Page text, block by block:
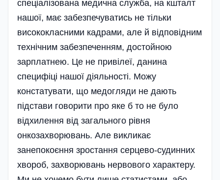
спеціалізована медична служба, на кшталт
нашої, має забезпечуватись не тільки
висококласними кадрами, але й відповідним
технічним забезпеченням, достойною
зарплатнею. Це не привілеї, данина
специфіці нашої діяльності. Можу
констатувати, що медогляди не дають
підстави говорити про яке б то не було
відхилення від загального рівня
онкозахворювань. Але викликає
занепокоєння зростання серцево-судинних
хвороб, захворювань нервового характеру.